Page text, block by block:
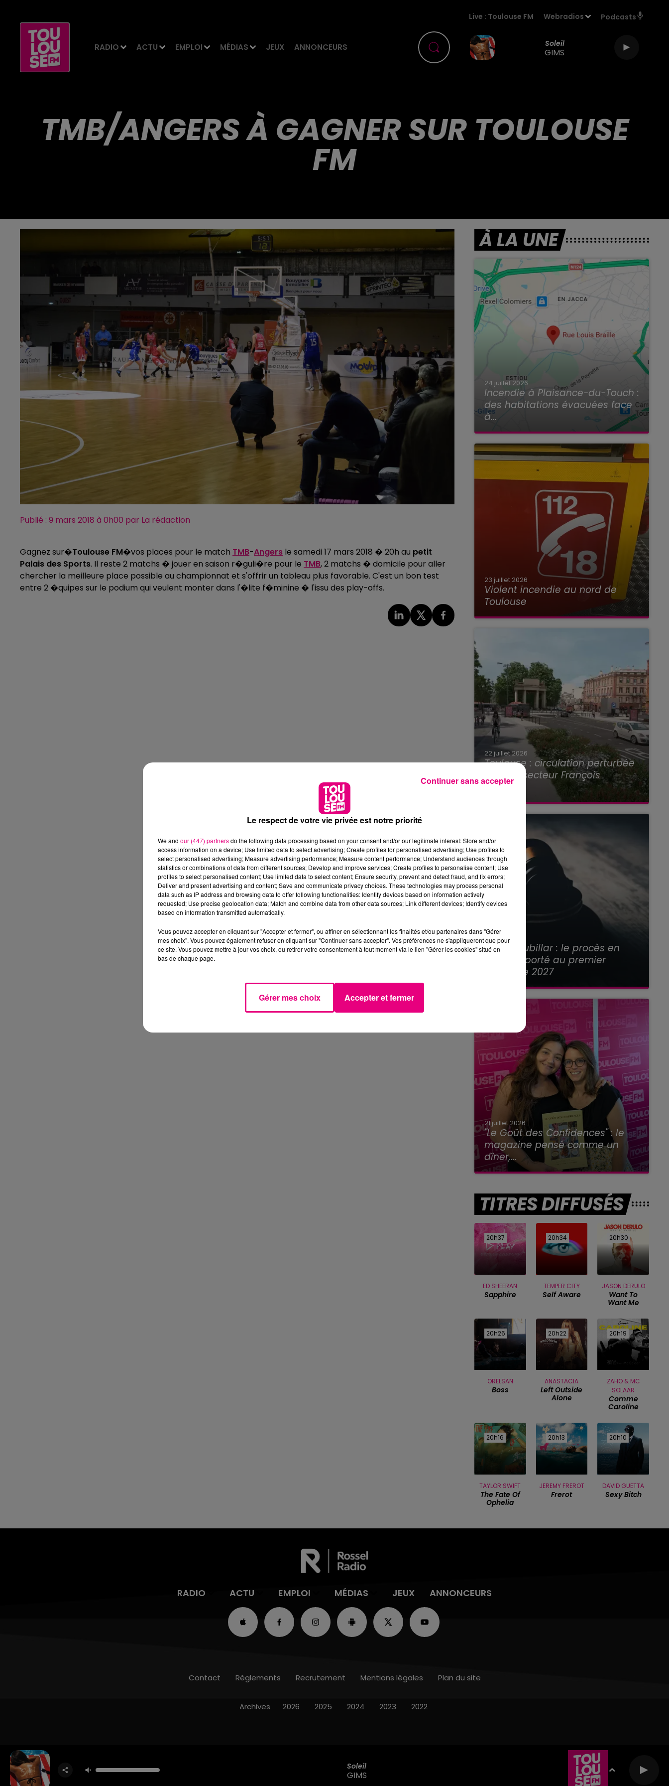
RADIO ACTU EMPLOI MÉDIAS JEUX ANNONCEURS
Live : Toulouse FM Webradios Podcasts
Soleil
GIMS
TMB/ANGERS À GAGNER SUR TOULOUSE
FM
Publié : 9 mars 2018 à 0h00 par La rédaction
Gagnez sur�Toulouse FM�vos places pour le match TMB-Angers le samedi 17 mars 2018 � 20h au petit
Palais des Sports. Il reste 2 matchs � jouer en saison r�guli�re pour le TMB, 2 matchs � domicile pour aller
chercher la meilleure place possible au championnat et s'offrir un tableau plus favorable. C'est un bon test
entre 2 �quipes sur le podium qui veulent monter dans l'�lite f�minine � l'issu des play-offs.
À LA UNE
24 juillet 2026
Incendie à Plaisance-du-Touch :
des habitations évacuées face
à...
23 juillet 2026
Violent incendie au nord de
Toulouse
22 juillet 2026
Toulouse : circulation perturbée
dans le secteur François
Verdier...
21 juillet 2026
Affaire Jubillar : le procès en
appel reporté au premier
semestre 2027
21 juillet 2026
"Le Goût des Confidences" : le
magazine pensé comme un
dîner,...
TITRES DIFFUSÉS
20h37
20h37
ED SHEERAN
Sapphire
20h34
20h34
TEMPER CITY
Self Aware
20h30
20h30
JASON DERULO
Want To
Want Me
20h26
20h26
ORELSAN
Boss
20h22
20h22
ANASTACIA
Left Outside
Alone
20h19
20h19
ZAHO & MC
SOLAAR
Comme
Caroline
20h16
20h16
TAYLOR SWIFT
The Fate Of
Ophelia
20h13
20h13
JEREMY FREROT
Frerot
20h10
20h10
DAVID GUETTA
Sexy Bitch
RADIO ACTU EMPLOI MÉDIAS JEUX ANNONCEURS
Soleil
GIMS
Contact Règlements Recrutement Mentions légales Plan du site
Archives 2026 2025 2024 2023 2022
Le respect de votre vie privée est notre priorité
We and our (447) partnersdo the following data processing based on your consent and/or our legitimate interest: Store and/or
access information on a device; Use limited data to select advertising; Create profiles for personalised advertising; Use profiles to
select personalised advertising; Measure advertising performance; Measure content performance; Understand audiences through
statistics or combinations of data from different sources; Develop and improve services; Create profiles to personalise content; Use
profiles to select personalised content; Use limited data to select content; Ensure security, prevent and detect fraud, and fix errors;
Deliver and present advertising and content; Save and communicate privacy choices. These technologies may process personal
data such as IP address and browsing data to offer following functionalities: Identify devices based on information actively
requested; Use precise geolocation data; Match and combine data from other data sources; Link different devices; Identify devices
based on information transmitted automatically.
Vous pouvez accepter en cliquant sur "Accepter et fermer", ou affiner en sélectionnant les finalités et/ou partenaires dans "Gérer
mes choix". Vous pouvez également refuser en cliquant sur "Continuer sans accepter". Vos préférences ne s'appliqueront que pour
ce site. Vous pouvez mettre à jour vos choix, ou retirer votre consentement à tout moment via le lien "Gérer les cookies" situé en
bas de chaque page.
Gérer mes choix Accepter et fermer
Continuer sans accepter